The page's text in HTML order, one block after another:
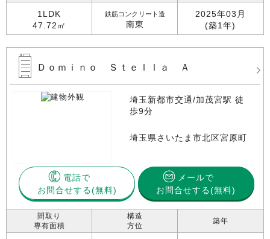
1LDK
47.72㎡
鉄筋コンクリート造
南東
2025年03月
(築1年)
Ｄｏｍｉｎｏ Ｓｔｅｌｌａ Ａ
埼玉新都市交通/加茂宮駅 徒
歩9分
埼玉県さいたま市北区宮原町
電話で
お問合せする
メールで
お問合せする(無料)
間取り
専有面積
構造
方位
築年